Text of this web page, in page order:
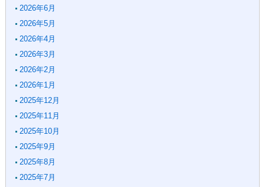
2026年6月
2026年5月
2026年4月
2026年3月
2026年2月
2026年1月
2025年12月
2025年11月
2025年10月
2025年9月
2025年8月
2025年7月